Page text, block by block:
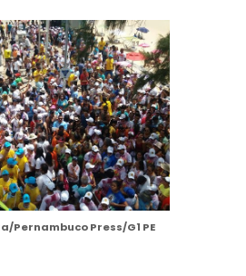
Pernambuco Press/G1 PE